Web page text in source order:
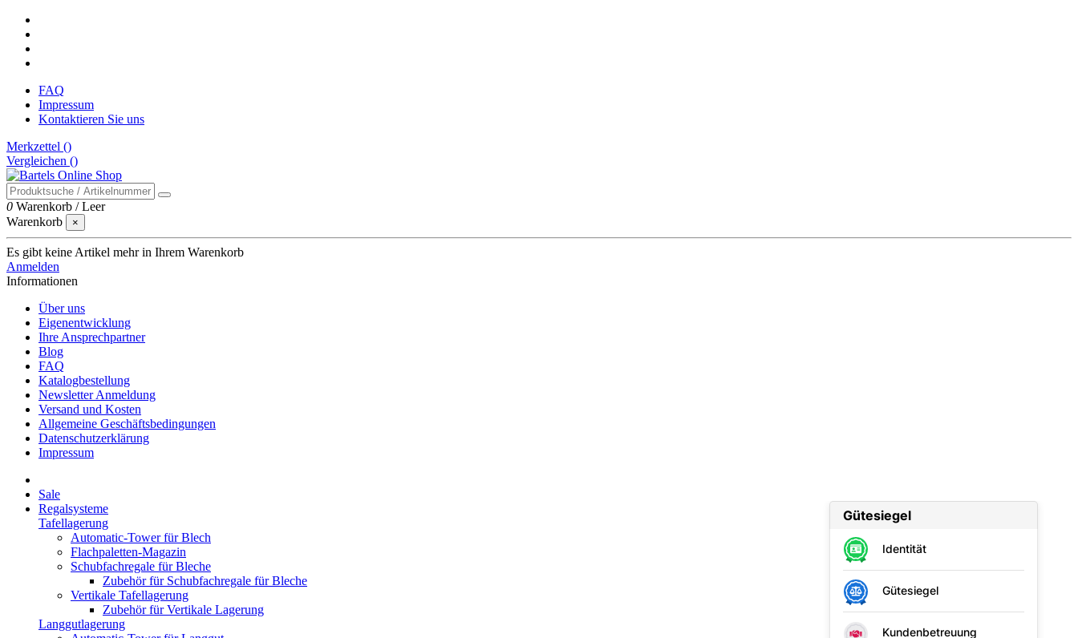
FAQ
Impressum
Kontaktieren Sie uns
Merkzettel ()
Vergleichen ()
0 Warenkorb /Leer
Warenkorb
×
Es gibt keine Artikel mehr in Ihrem Warenkorb
Anmelden
Informationen
Über uns
Eigenentwicklung
Ihre Ansprechpartner
Blog
FAQ
Katalogbestellung
Newsletter Anmeldung
Versand und Kosten
Allgemeine Geschäftsbedingungen
Datenschutzerklärung
Impressum
Sale
Regalsysteme
Tafellagerung
Automatic-Tower für Blech
Flachpaletten-Magazin
Schubfachregale für Bleche
Zubehör für Schubfachregale für Bleche
Vertikale Tafellagerung
Zubehör für Vertikale Lagerung
Langgutlagerung